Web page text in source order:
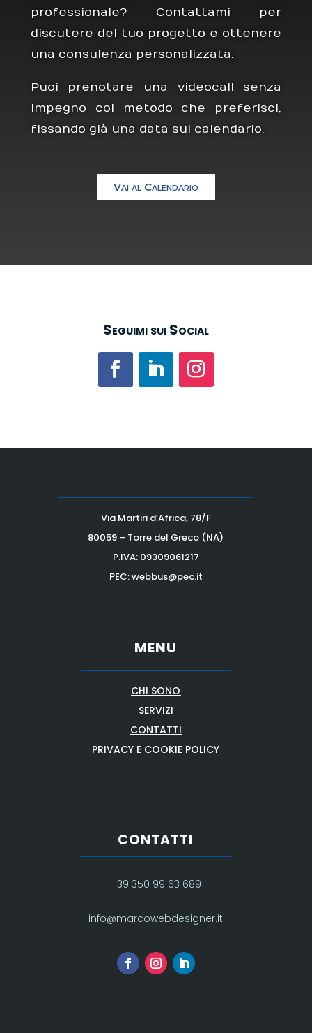
professionale? Contattami per
discutere del tuo progetto e ottenere
una consulenza personalizzata.
Puoi prenotare una videocall senza
impegno col metodo che preferisci,
fissando già una data sul calendario.
Vai al Calendario
Seguimi sui Social
Via Martiri d’Africa, 78/F
80059 – Torre del Greco (NA)
P.IVA: 09309061217
PEC: webbus@pec.it
MENU
CHI SONO
SERVIZI
CONTATTI
PRIVACY E COOKIE POLICY
CONTATTI
+39 350 99 63 689
info@marcowebdesigner.it